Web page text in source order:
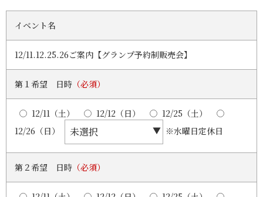
イベント名
12/11.12.25.26ご案内【グランプ予約制販売会】
第１希望 日時 （必須）
12/11（土） 12/12（日）
12/25（土）
12/26（日）
※水曜日定休日
第２希望 日時 （必須）